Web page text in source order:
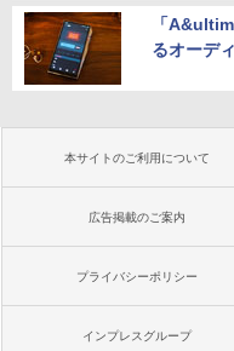
「
るオーデ
本サイトのご利用について
広告掲載のご案内
プライバシーポリシー
インプレスグループ